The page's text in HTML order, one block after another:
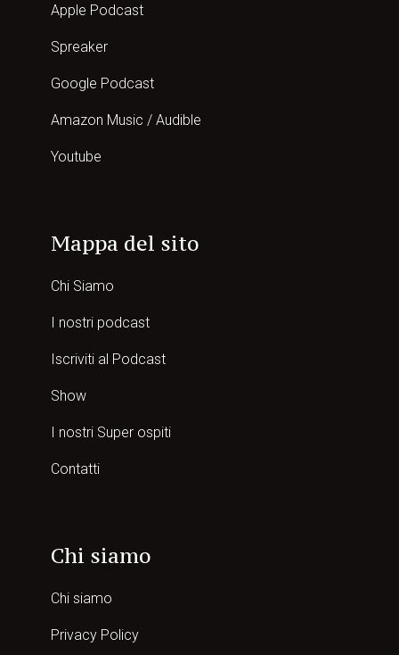
Apple Podcast
Spreaker
Google Podcast
Amazon Music / Audible
Youtube
Mappa del sito
Chi Siamo
I nostri podcast
Iscriviti al Podcast
Show
I nostri Super ospiti
Contatti
Chi siamo
Chi siamo
Privacy Policy